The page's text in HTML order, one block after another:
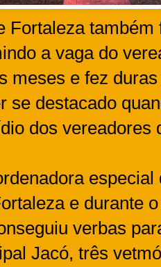
Fortaleza também
a vaga do
meses e fez
se destacado
dos vereadores
e durante
verbas
Jacó, três